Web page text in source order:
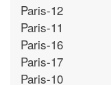
Paris-12
Paris-11
Paris-16
Paris-17
Paris-10